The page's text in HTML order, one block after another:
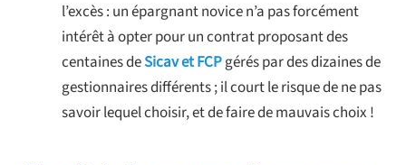
l’excès : un épargnant novice n’a pas forcément
intérêt à opter pour un contrat proposant des
centaines deSicav et FCPgérés par des dizaines de
gestionnaires différents ; il court le risque de ne pas
savoir lequel choisir, et de faire de mauvais choix !